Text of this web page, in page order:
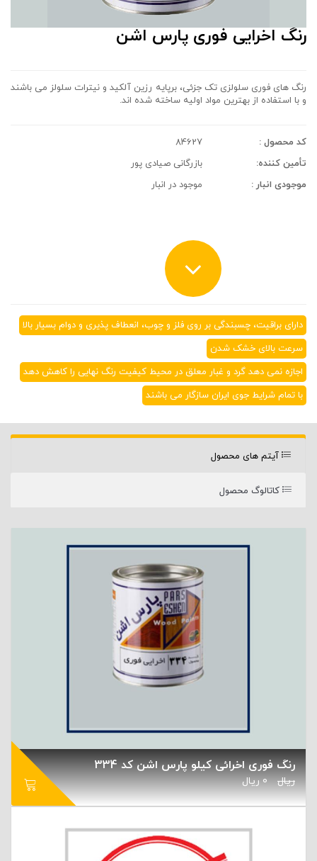
رنگ اخرایی فوری پارس اشن
رنگ های فوری سلولزی تک جزئی، برپايه رزين آلكيد و نيترات سلولز می باشند
و با استفاده از بهترین مواد اولیه ساخته شده اند.
کد محصول :
84627
تأمین کننده:
بازرگانی صیادی پور
موجودی انبار :
موجود در انبار
دارای براقيت، چسبندگی بر روی فلز و چوب، انعطاف پذيری و دوام بسیار بالا
سرعت بالای خشک شدن
اجازه نمی دهد گرد و غبار معلق در محیط کیفیت رنگ نهایی را کاهش دهد
با تمام شرايط جوی ايران سازگار می باشند
آیتم های محصول
کاتالوگ محصول
رنگ فوری اخرائی کیلو پارس اشن کد 334
ریال 0 ریال